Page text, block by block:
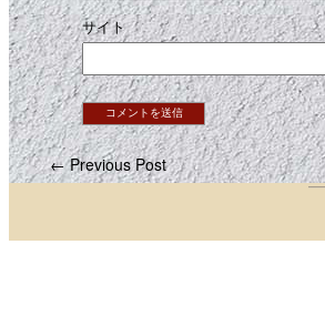
サイト
← Previous Post